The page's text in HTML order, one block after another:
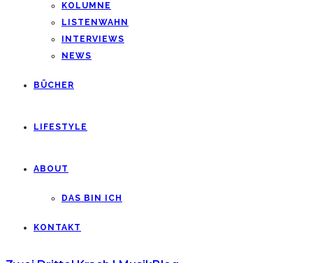
KOLUMNE
LISTENWAHN
INTERVIEWS
NEWS
BÜCHER
LIFESTYLE
ABOUT
DAS BIN ICH
KONTAKT